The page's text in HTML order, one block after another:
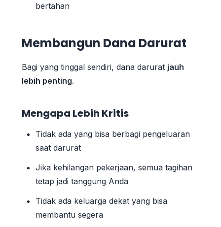
bertahan
Membangun Dana Darurat
Bagi yang tinggal sendiri, dana darurat jauh
lebih penting.
Mengapa Lebih Kritis
Tidak ada yang bisa berbagi pengeluaran
saat darurat
Jika kehilangan pekerjaan, semua tagihan
tetap jadi tanggung Anda
Tidak ada keluarga dekat yang bisa
membantu segera